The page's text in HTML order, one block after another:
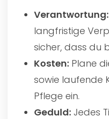
Verantwortung:
langfristige
sicher, dass du
Kosten: Plane
sowie laufende
Pflege ein.
Geduld: Jedes